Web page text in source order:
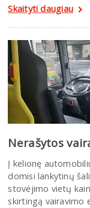
Skaityti daugiau
Nerašytos
Į kelionę
domisi lankytinų
stovėjimo vietų
skirtingą vairavimo